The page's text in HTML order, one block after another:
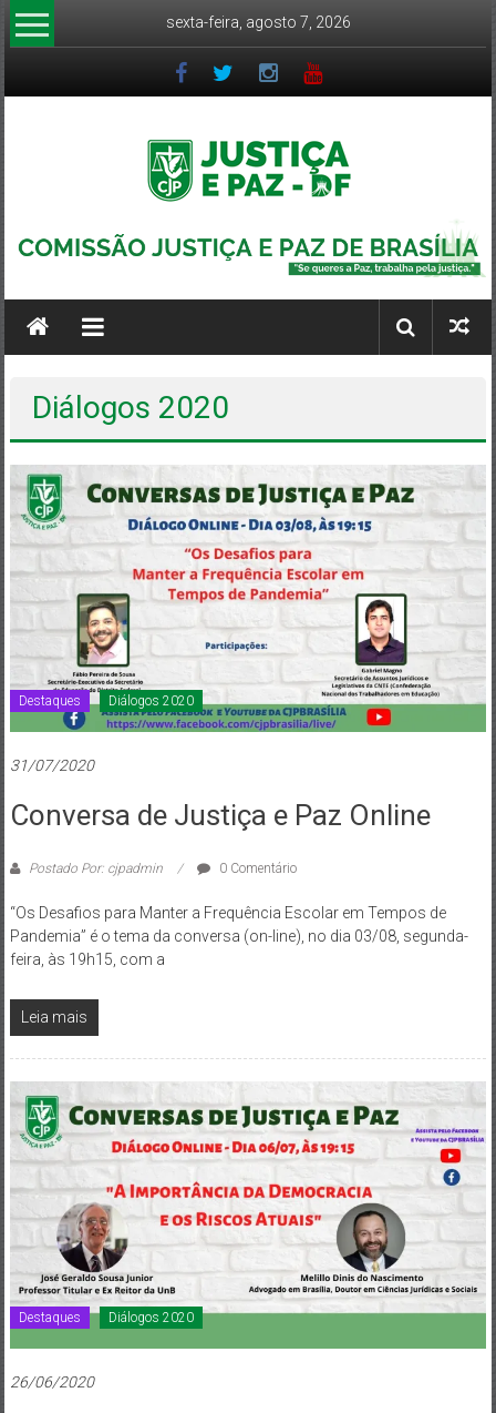
Pular
para
sexta-feira, agosto 7, 2026
CJP-
Comissão
Paz
Arquidiocese
de
Brasília
Diálogos 2020
Destaques Diálogos 2020
31/07/2020
Conversa de Justiça e Paz Online
Postado Por: cjpadmin 0 Comentário
“Os Desafios para Manter a Frequência Escolar em Tempos de
Pandemia” é o tema da conversa (on-line), no dia 03/08, segunda-
feira, às 19h15, com a
Leia mais
Destaques Diálogos 2020
26/06/2020